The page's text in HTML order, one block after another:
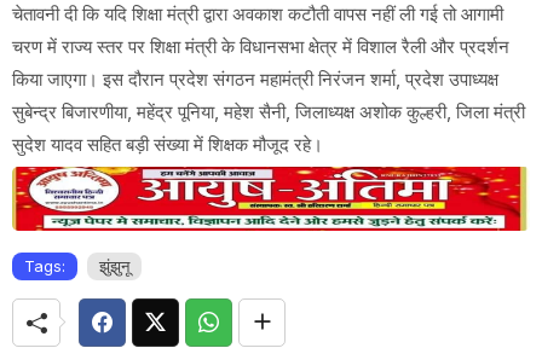
चेतावनी दी कि यदि शिक्षा मंत्री द्वारा अवकाश कटौती वापस नहीं ली गई तो आगामी
चरण में राज्य स्तर पर शिक्षा मंत्री के विधानसभा क्षेत्र में विशाल रैली और प्रदर्शन
किया जाएगा। इस दौरान प्रदेश संगठन महामंत्री निरंजन शर्मा, प्रदेश उपाध्यक्ष
सुबेन्द्र बिजारणीया, महेंद्र पूनिया, महेश सैनी, जिलाध्यक्ष अशोक कुल्हरी, जिला मंत्री
सुदेश यादव सहित बड़ी संख्या में शिक्षक मौजूद रहे।
Tags: झुंझुनू